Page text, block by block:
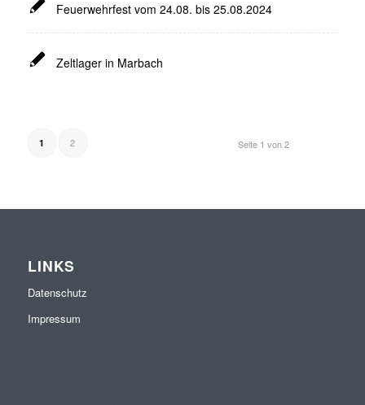
Feuerwehrfest vom 24.08. bis 25.08.2024
Zeltlager in Marbach
Seite 1 von 2
1 2
LINKS
Datenschutz
Impressum